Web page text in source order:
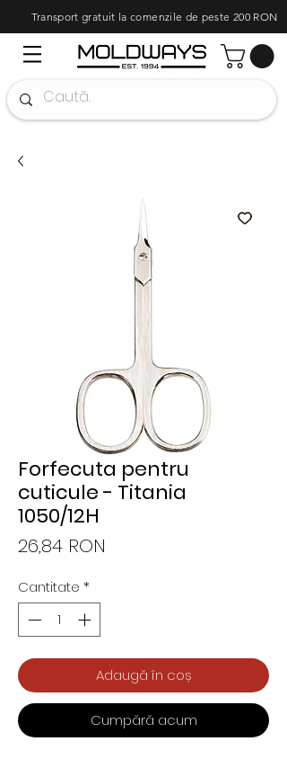
Transport gratuit la comenzile de peste 200 RON
Forfecuta pentru
cuticule - Titania
1050/12H
26,84 RON
Cantitate *
Adaugă în coș
Cumpără acum